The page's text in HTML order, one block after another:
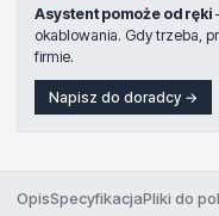
Asystent pomoże od ręki
okablowania. Gdy trzeba,
firmie.
Napisz do doradcy →
OpisSpecyfikacjaPliki do